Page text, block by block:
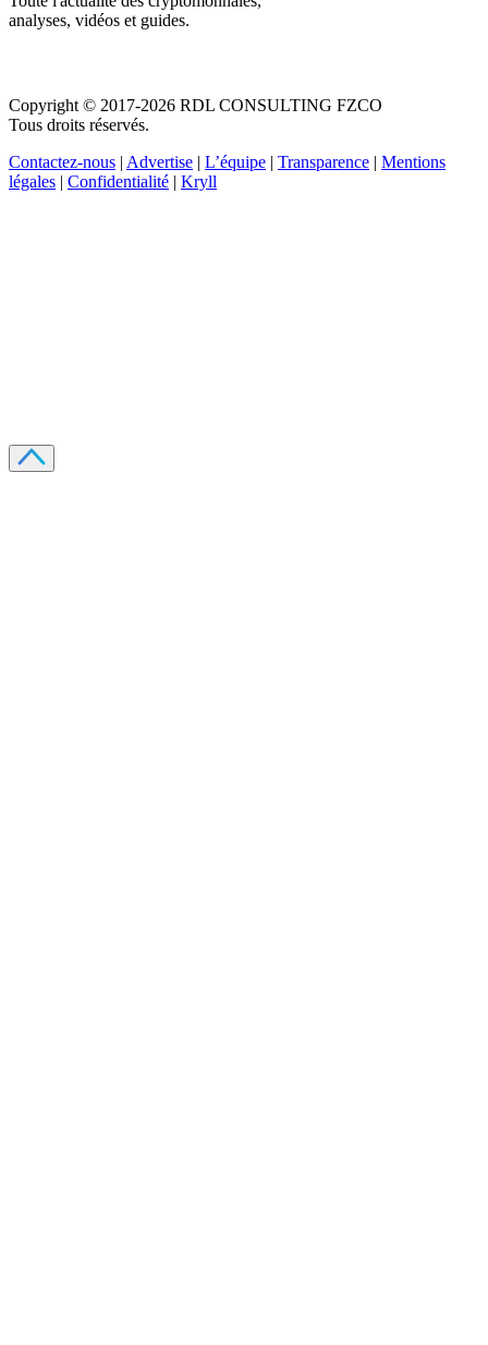
analyses, vidéos et guides.
Copyright © 2017-2026 RDL CONSULTING FZCO
Tous droits réservés.
Contactez-nous | Advertise | L’équipe | Transparence | Mentions
légales | Confidentialité | Kryll